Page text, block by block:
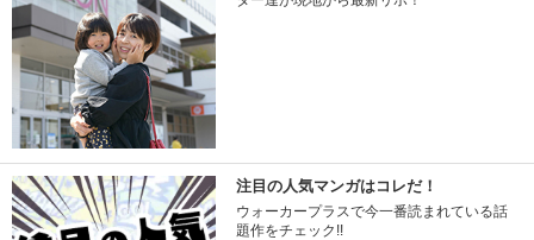
注目の人気マンガはコレだ！
ウォーカープラスで今一番読まれている話
題作をチェック!!